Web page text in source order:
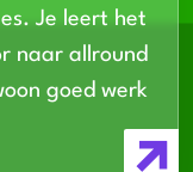
Je leert het
naar allround
goed werk